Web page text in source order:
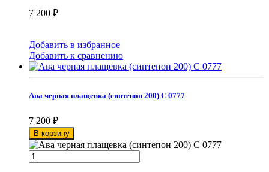
7 200 ₽
Добавить в избранное
Добавить к сравнению
Ава черная плащевка (синтепон 200) С 0777
7 200 ₽
В корзину